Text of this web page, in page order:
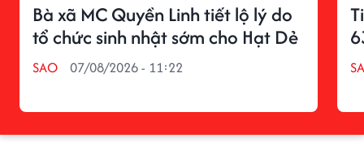
Bà xã MC Quyền Linh tiết lộ lý do
tổ chức sinh nhật sớm cho Hạt Dẻ
SAO 07/08/2026 - 11:22